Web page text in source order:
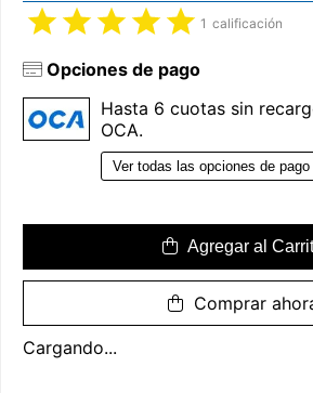
1 calificación
Opciones de pago
Hasta 6 cuotas sin
OCA.
Ver todas las opciones de pago
Agregar al
Comprar
Cargando...